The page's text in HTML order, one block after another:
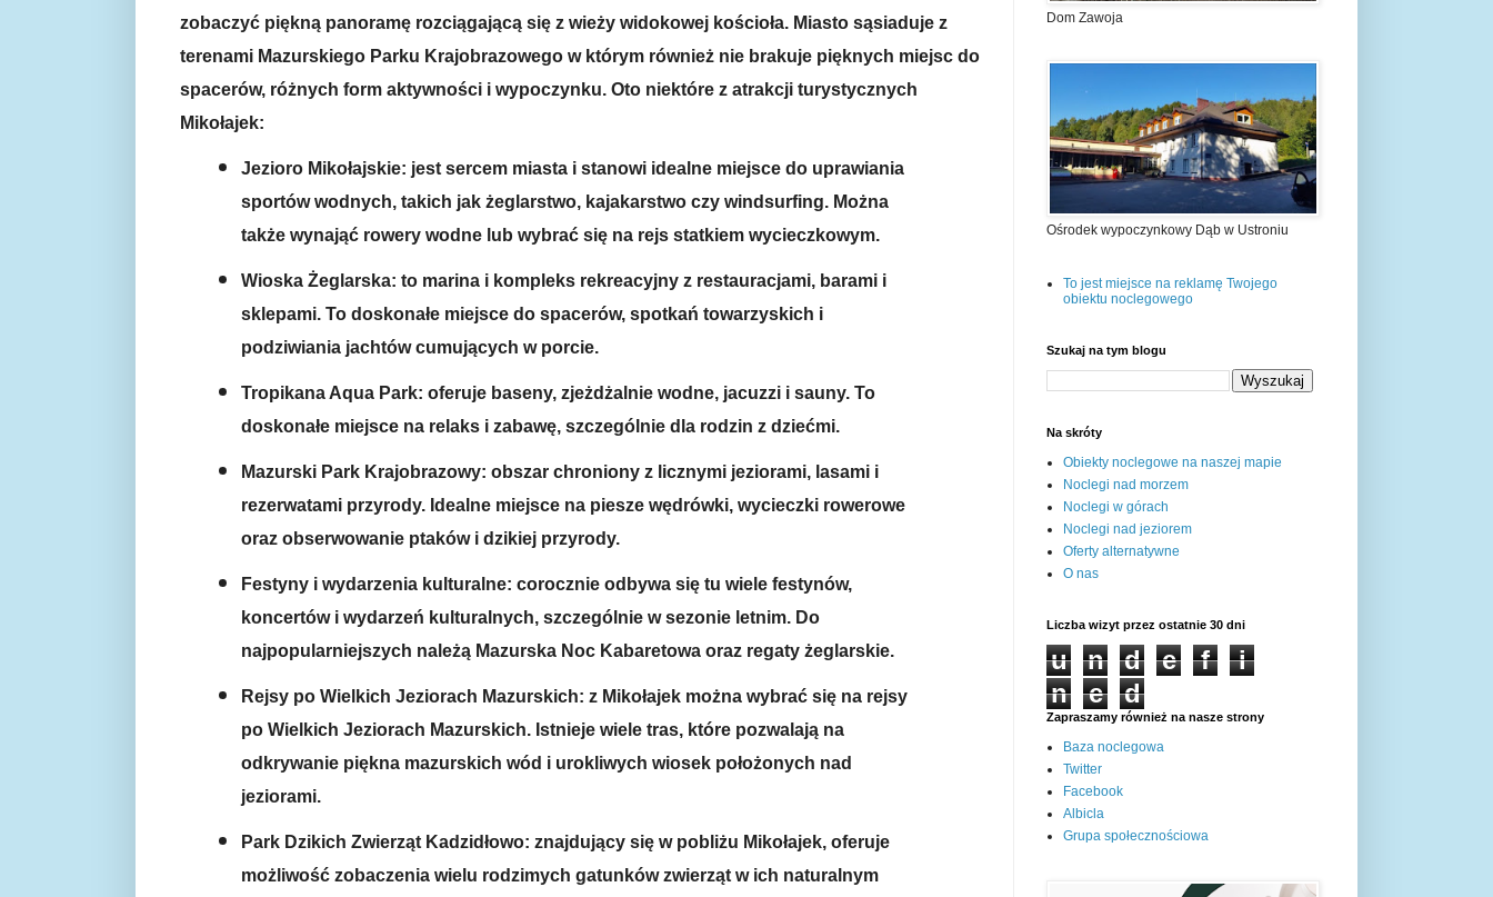
zobaczyć piękną panoramę rozciągającą się z wieży widokowej kościoła. Miasto sąsiaduje z
terenami Mazurskiego Parku Krajobrazowego w którym również nie brakuje pięknych miejsc do
spacerów, różnych form aktywności i wypoczynku. Oto niektóre z atrakcji turystycznych
Mikołajek:
Jezioro Mikołajskie: jest sercem miasta i stanowi idealne miejsce do uprawiania
sportów wodnych, takich jak żeglarstwo, kajakarstwo czy windsurfing. Można
także wynająć rowery wodne lub wybrać się na rejs statkiem wycieczkowym.
Wioska Żeglarska: to marina i kompleks rekreacyjny z restauracjami, barami i
sklepami. To doskonałe miejsce do spacerów, spotkań towarzyskich i
podziwiania jachtów cumujących w porcie.
Tropikana Aqua Park: oferuje baseny, zjeżdżalnie wodne, jacuzzi i sauny. To
doskonałe miejsce na relaks i zabawę, szczególnie dla rodzin z dziećmi.
Mazurski Park Krajobrazowy: obszar chroniony z licznymi jeziorami, lasami i
rezerwatami przyrody. Idealne miejsce na piesze wędrówki, wycieczki rowerowe
oraz obserwowanie ptaków i dzikiej przyrody.
Festyny i wydarzenia kulturalne: corocznie odbywa się tu wiele festynów,
koncertów i wydarzeń kulturalnych, szczególnie w sezonie letnim. Do
najpopularniejszych należą Mazurska Noc Kabaretowa oraz regaty żeglarskie.
Rejsy po Wielkich Jeziorach Mazurskich: z Mikołajek można wybrać się na rejsy
po Wielkich Jeziorach Mazurskich. Istnieje wiele tras, które pozwalają na
odkrywanie piękna mazurskich wód i urokliwych wiosek położonych nad
jeziorami.
Park Dzikich Zwierząt Kadzidłowo: znajdujący się w pobliżu Mikołajek, oferuje
możliwość zobaczenia wielu rodzimych gatunków zwierząt w ich naturalnym
Dom Zawoja
Ośrodek wypoczynkowy Dąb w Ustroniu
To jest miejsce na reklamę Twojego
obiektu noclegowego
Szukaj na tym blogu
Na skróty
Obiekty noclegowe na naszej mapie
Noclegi nad morzem
Noclegi w górach
Noclegi nad jeziorem
Oferty alternatywne
O nas
Liczba wizyt przez ostatnie 30 dni
u n d e f
i
n
e d
Zapraszamy również na nasze strony
Baza noclegowa
Twitter
Facebook
Albicla
Grupa społecznościowa